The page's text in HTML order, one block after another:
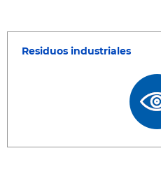
Residuos industriales